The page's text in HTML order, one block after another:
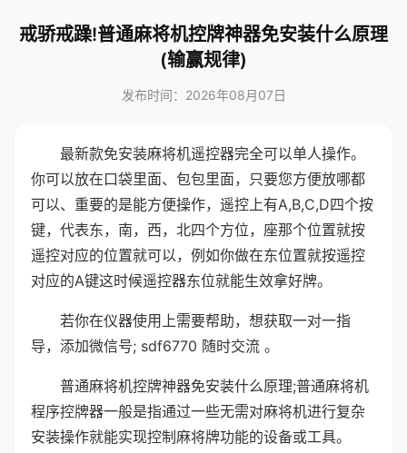
戒骄戒躁!普通麻将机控牌神器免安装什么原理
(输赢规律)
发布时间：2026年08月07日
最新款免安装麻将机遥控器完全可以单人操作。
你可以放在口袋里面、包包里面，只要您方便放哪都
可以、重要的是能方便操作，遥控上有A,B,C,D四个按
键，代表东，南，西，北四个方位，座那个位置就按
遥控对应的位置就可以，例如你做在东位置就按遥控
对应的A键这时候遥控器东位就能生效拿好牌。
若你在仪器使用上需要帮助，想获取一对一指
导，添加微信号; sdf6770 随时交流 。
普通麻将机控牌神器免安装什么原理;普通麻将机
程序控牌器一般是指通过一些无需对麻将机进行复杂
安装操作就能实现控制麻将牌功能的设备或工具。